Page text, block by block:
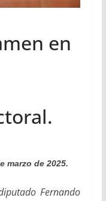
en
marzo de 2025.
Fernando